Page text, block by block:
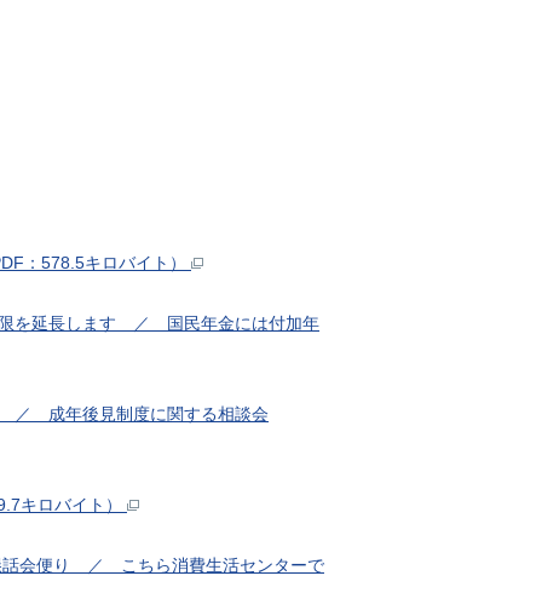
：578.5キロバイト）
を延長します ／ 国民年金には付加年
成年後見制度に関する相談会
キロバイト）
会便り ／ こちら消費生活センターで